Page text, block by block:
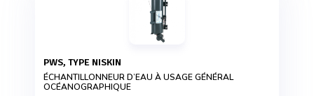
PWS, TYPE NISKIN
ÉCHANTILLONNEUR D’EAU À USAGE GÉNÉRAL
OCÉANOGRAPHIQUE